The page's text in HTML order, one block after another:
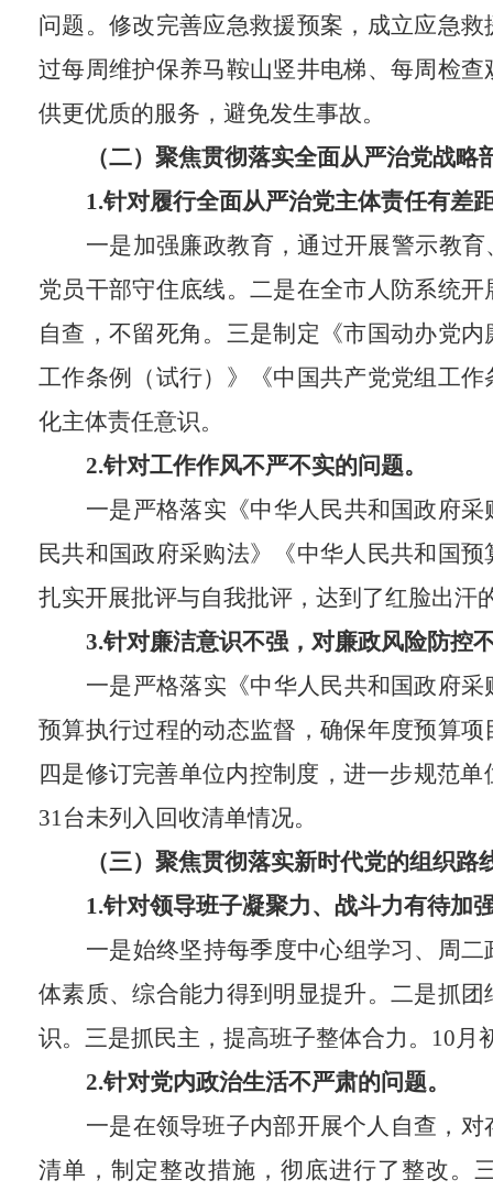
问题。 修改完善应急救援预案，成立应急
过每周维护保养马鞍山竖井电梯、每周检
供更优质的服务，避免发生事故。
（二）聚焦贯彻落实全面从严治党战略
1.针对履行全面从严治党主体责任有差
一是加强廉政教育，通过开展警示教育
党员干部守住底线。二是在全市人防系统
自查，不留死角。三是制定《市国动办党内
工作条例（试行）》
《中国共产党党组工
化主体责任意识。
2.针对工作作风不严不实的问题。
一是严格落实《中华人民共和国政府
民共和国政府采购法》
《中华人民共和国
扎实开展批评与自我批评，达到了红脸出汗
3.针对廉洁意识不强，对廉政风险防控
一是严格落实《中华人民共和国政府
预算执行过程的动态监督，确保年度预算
四是修订完善单位内控制度，进一步规范
31台未列入回收清单情况。
（三）聚焦贯彻落实新时代党的组织路
1.针对领导班子凝聚力、战斗力有待加
一是始终坚持每季度中心组学习、周
体素质、综合能力得到明显提升。二是抓
识。 三是抓民主，提高班子整体合力。 10月
2.针对党内政治生活不严肃的问题。
一是在领导班子内部开展个人 自查， 对
清单，制定整改措施，彻底进行了整改。